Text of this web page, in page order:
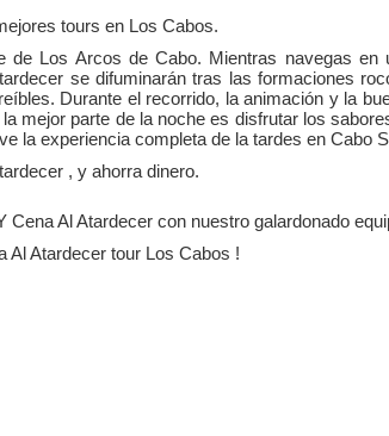
tours en Los Cabos.
de Los Arcos de Cabo. Mientras navegas en
se difuminarán tras las formaciones
Durante el recorrido, la animación y la
mejor parte de la noche es disfrutar los
la experiencia completa de la tardes en Cabo
, y ahorra dinero.
Cena Al Atardecer con nuestro galardonado
Al Atardecer tour Los Cabos !